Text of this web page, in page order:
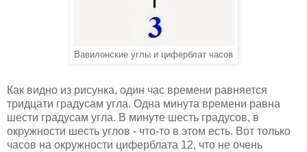
Вавилонские углы и циферблат часов
Как видно из рисунка, один час времени равняется
тридцати градусам угла. Одна минута времени равна
шести градусам угла. В минуте шесть градусов, в
окружности шесть углов - что-то в этом есть. Вот только
часов на окружности циферблата 12, что не очень